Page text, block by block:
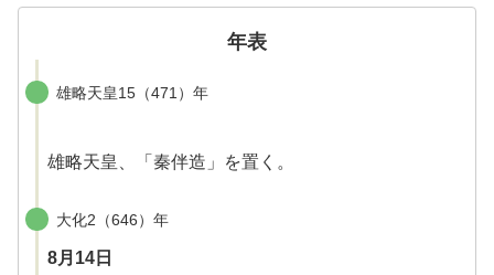
年表
雄略天皇15（471）年
雄略天皇、「秦伴造」を置く。
大化2（646）年
8月14日